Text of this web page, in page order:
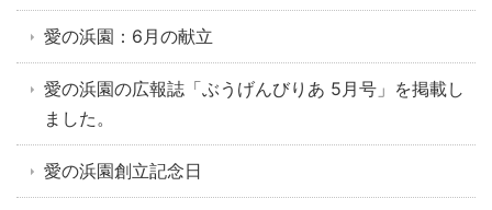
愛の浜園：6月の献立
愛の浜園の広報誌「ぶうげんびりあ 5月号」を掲載し
ました。
愛の浜園創立記念日